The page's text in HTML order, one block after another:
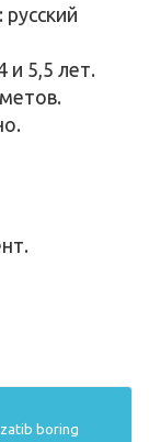
и 5,5 лет.
boring